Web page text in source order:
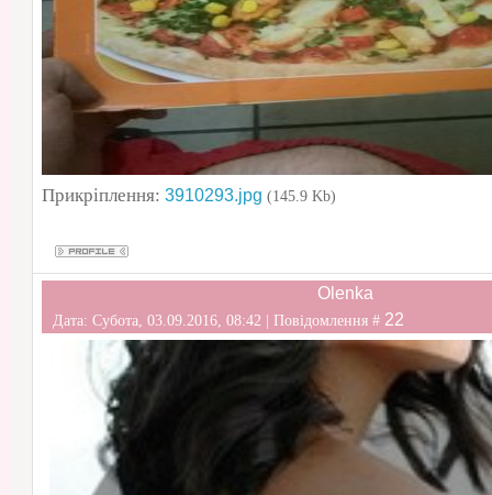
Прикріплення: 3910293.jpg (145.9 Kb)
Olenka
Дата: Субота, 03.09.2016, 08:42 | Повідомлення # 22